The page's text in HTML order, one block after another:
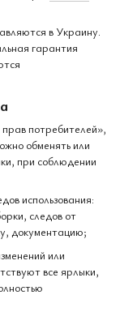
в Украину.
гарантия
потребителей»,
обменять или
при соблюдении
использования:
следов от
документацию;
или
все ярлыки,